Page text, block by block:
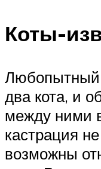
Коты-
Любопытный
два кота, и
между ними
кастрация
возможны